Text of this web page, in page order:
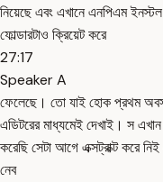
নিয়েছে এবং এখানে এনপিএম
ফোল্ডারটাও ক্রিয়েট করে
27:17
Speaker A
ফেলেছে। তো যাই হোক প্রথম
এডিটরের মাধ্যমেই দেখাই। স
করেছি সেটা আগে এক্সট্রাক্ট করে
নেব